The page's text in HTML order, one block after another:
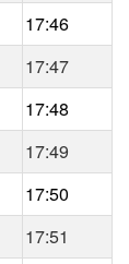
17:46
17:47
17:48
17:49
17:50
17:51